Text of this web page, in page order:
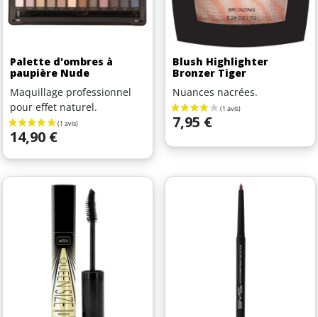
Palette d'ombres à
paupière Nude
Maquillage professionnel
pour effet naturel.
Prix
14,90 €
Blush Highlighter
Bronzer Tiger
Nuances nacrées.
Prix
7,95 €